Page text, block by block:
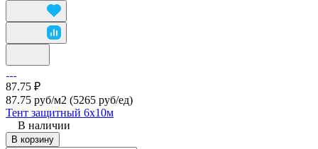
87.75 ₽
87.75 руб/м2 (5265 руб/eд)
Тент защитный 6х10м
В наличии
В корзину